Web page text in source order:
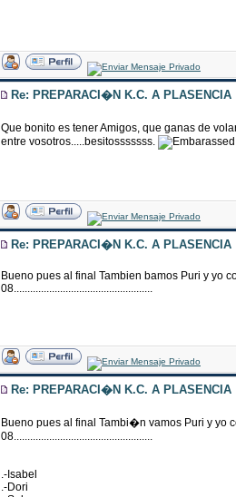
Re: PREPARACI�N K.C. A PLASENCIA
Que bonito es tener Amigos, que ganas de
entre vosotros.....besitosssssss.
Re: PREPARACI�N K.C. A PLASENCIA
Bueno pues al final Tambien bamos Puri y yo
08...................................................
Re: PREPARACI�N K.C. A PLASENCIA
Bueno pues al final Tambi�n vamos Puri y yo
08...................................................
.-Isabel
.-Dori